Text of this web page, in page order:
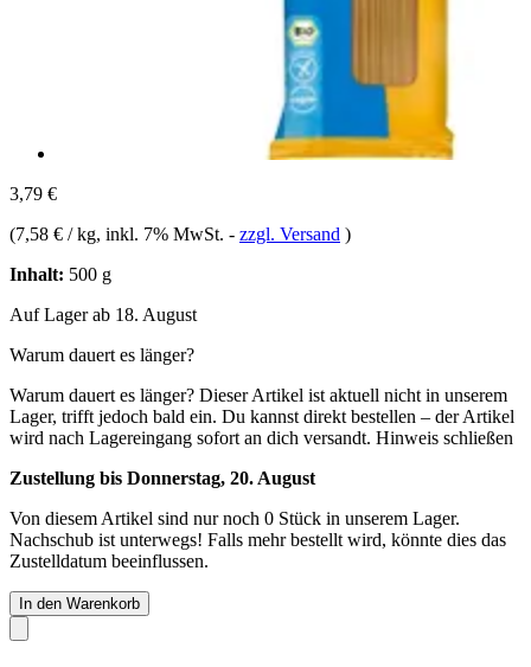
3,79 €
(7,58 € / kg, inkl. 7% MwSt. - zzgl. Versand )
Inhalt: 500 g
Auf Lager ab 18. August
Warum dauert es länger?
Warum dauert es länger? Dieser Artikel ist aktuell nicht in unserem
Lager, trifft jedoch bald ein. Du kannst direkt bestellen – der Artikel
wird nach Lagereingang sofort an dich versandt. Hinweis schließen
Zustellung bis Donnerstag, 20. August
Von diesem Artikel sind nur noch 0 Stück in unserem Lager.
Nachschub ist unterwegs! Falls mehr bestellt wird, könnte dies das
Zustelldatum beeinflussen.
In den Warenkorb